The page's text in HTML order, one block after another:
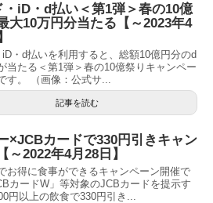
・iD・d払い＜第1弾＞春の10億
大10万円分当たる【～2023年4
・d払いを利用すると、総額10億円分のd
当たる＜第1弾＞春の10億祭りキャンペー
す。 （画像：公式サ...
記事を読む
×JCBカードで330円引きキャン
～2022年4月28日】
お得に食事ができるキャンペーン開催で
カードW」等対象のJCBカードを提示す
円以上の飲食で330円引き...